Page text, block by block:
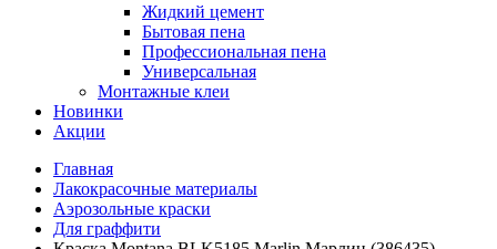
Жидкий цемент
Бытовая пена
Профессиональная пена
Универсальная
Монтажные клеи
Новинки
Акции
Главная
Лакокрасочные материалы
Аэрозольные краски
Для граффити